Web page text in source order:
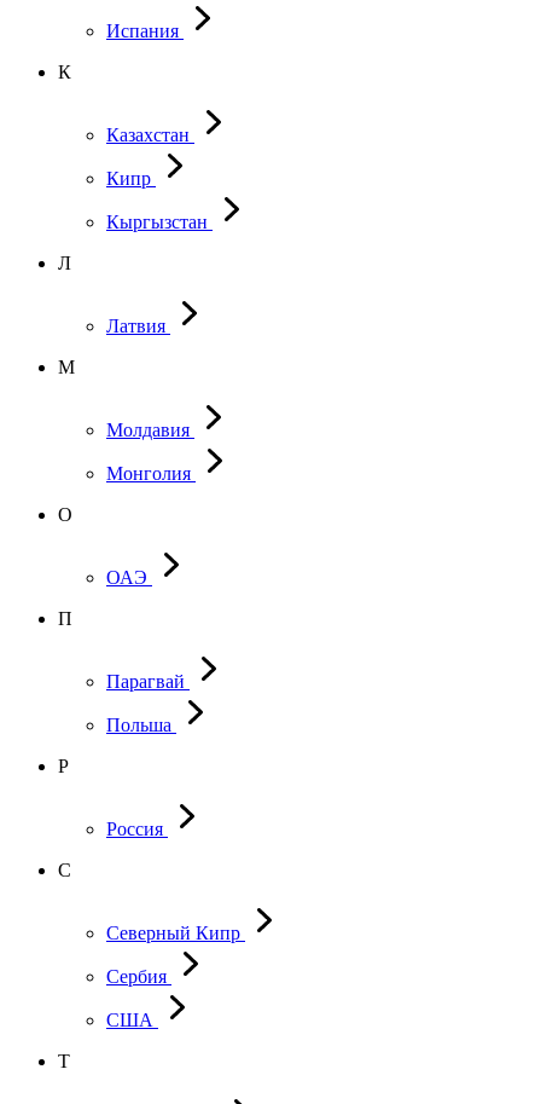
Испания
К
Казахстан
Кипр
Кыргызстан
Л
Латвия
М
Молдавия
Монголия
О
ОАЭ
П
Парагвай
Польша
Р
Россия
С
Северный Кипр
Сербия
США
Т